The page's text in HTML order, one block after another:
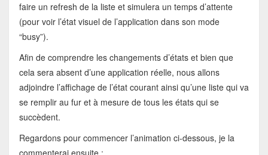
faire un refresh de la liste et simulera un temps d’attente
(pour voir l’état visuel de l’application dans son mode
“busy”).
Afin de comprendre les changements d’états et bien que
cela sera absent d’une application réelle, nous allons
adjoindre l’affichage de l’état courant ainsi qu’une liste qui va
se remplir au fur et à mesure de tous les états qui se
succèdent.
Regardons pour commencer l’animation ci-dessous, je la